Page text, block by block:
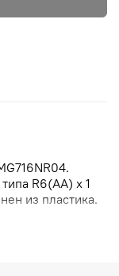
R6(AA) x 1
из пластика.
хода
стрелки —